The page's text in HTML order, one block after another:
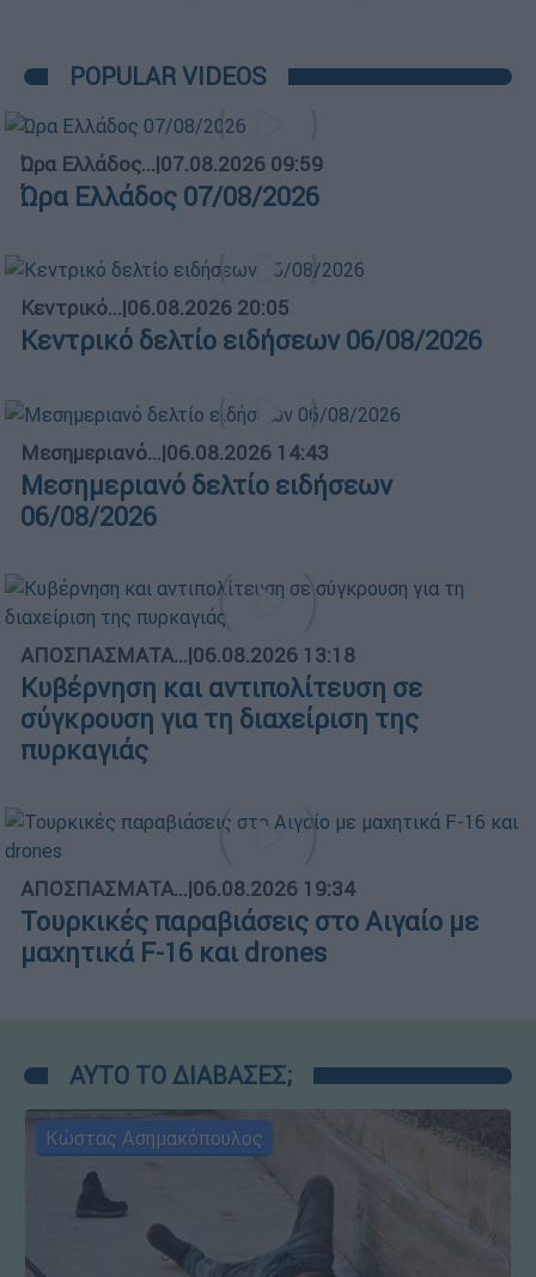
POPULAR VIDEOS
Ώρα Ελλάδος...|07.08.2026 09:59
Ώρα Ελλάδος 07/08/2026
Κεντρικό...|06.08.2026 20:05
Κεντρικό δελτίο ειδήσεων 06/08/2026
Μεσημεριανό...|06.08.2026 14:43
Μεσημεριανό δελτίο ειδήσεων
06/08/2026
ΑΠΟΣΠΑΣΜΑΤΑ...|06.08.2026 13:18
Κυβέρνηση και αντιπολίτευση σε
σύγκρουση για τη διαχείριση της
πυρκαγιάς
ΑΠΟΣΠΑΣΜΑΤΑ...|06.08.2026 19:34
Τουρκικές παραβιάσεις στο Αιγαίο με
μαχητικά F-16 και drones
ΑΥΤΟ ΤΟ ΔΙΑΒΑΣΕΣ;
Κώστας Ασημακόπουλος